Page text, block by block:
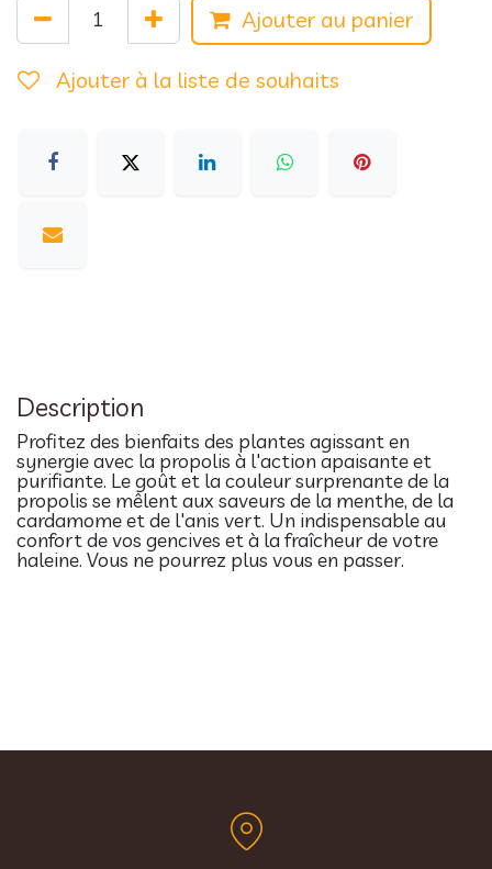
Ajouter au panier
Ajouter à la liste de souhaits
Description
Profitez des bienfaits des plantes agissant en
synergie avec la propolis à l'action apaisante et
purifiante. Le goût et la couleur surprenante de la
propolis se mêlent aux saveurs de la menthe, de la
cardamome et de l'anis vert. Un indispensable au
confort de vos gencives et à la fraîcheur de votre
haleine. Vous ne pourrez plus vous en passer.